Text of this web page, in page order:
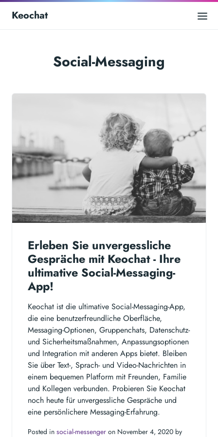
Keochat
Social-Messaging
Erleben Sie unvergessliche
Gespräche mit Keochat - Ihre
ultimative Social-Messaging-
App!
Keochat ist die ultimative Social-Messaging-App,
die eine benutzerfreundliche Oberfläche,
Messaging-Optionen, Gruppenchats, Datenschutz-
und Sicherheitsmaßnahmen, Anpassungsoptionen
und Integration mit anderen Apps bietet. Bleiben
Sie über Text-, Sprach- und Video-Nachrichten in
einem bequemen Platform mit Freunden, Familie
und Kollegen verbunden. Probieren Sie Keochat
noch heute für unvergessliche Gespräche und
eine persönlichere Messaging-Erfahrung.
Posted in social-messenger on November 4, 2020 by